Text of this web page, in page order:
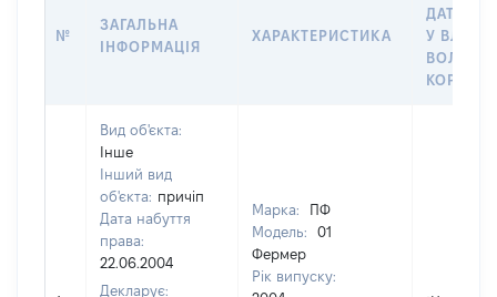
№
ЗАГАЛЬНА
ІНФОРМАЦІЯ
ХАРАКТЕРИСТИКА
ДАТУ
У
Вид об'єкта:
Інше
Інший вид
об'єкта: причіп
Дата набуття
права:
22.06.2004
Декларує:
Марка:
ПФ
Модель:
01
Фермер
Рік випуску: